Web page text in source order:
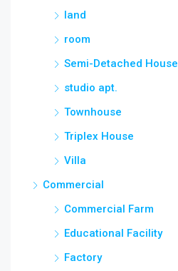
land
room
Semi-Detached House
studio apt.
Townhouse
Triplex House
Villa
Commercial
Commercial Farm
Educational Facility
Factory